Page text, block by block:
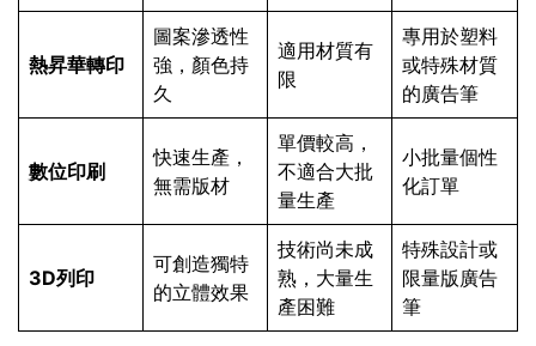
熱昇華轉印
圖案滲透性
強，顏色持
久
適用材質有
限
專用於塑料
或特殊材質
的廣告筆
數位印刷
快速生產，
無需版材
單價較高，
不適合大批
量生產
小批量個性
化訂單
3D列印
可創造獨特
的立體效果
技術尚未成
熟，大量生
產困難
特殊設計或
限量版廣告
筆